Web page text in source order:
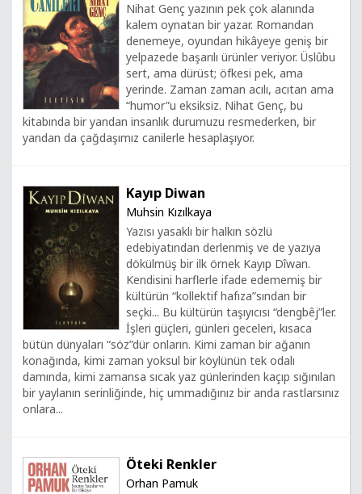
Nihat Genç yazının pek çok alanında
kalem oynatan bir yazar. Romandan
denemeye, oyundan hikâyeye geniş bir
yelpazede başarılı ürünler veriyor. Üslûbu
sert, ama dürüst; öfkesi pek, ama
yerinde. Zaman zaman acılı, acıtan ama
“humor”u eksiksiz. Nihat Genç, bu
kitabında bir yandan insanlık durumuzu resmederken, bir
yandan da çağdaşımız canilerle hesaplaşıyor.
Kayıp Diwan
Muhsin Kızılkaya
Yazısı yasaklı bir halkın sözlü
edebiyatından derlenmiş ve de yazıya
dökülmüş bir ilk örnek Kayıp Dîwan.
Kendisini harflerle ifade edememiş bir
kültürün “kollektif hafıza”sından bir
seçki... Bu kültürün taşıyıcısı “dengbêj”ler.
İşleri güçleri, günleri geceleri, kısaca
bütün dünyaları “söz”dür onların. Kimi zaman bir ağanın
konağında, kimi zaman yoksul bir köylünün tek odalı
damında, kimi zamansa sıcak yaz günlerinden kaçıp sığınılan
bir yaylanın serinliğinde, hiç ummadığınız bir anda rastlarsınız
onlara...
Öteki Renkler
Orhan Pamuk